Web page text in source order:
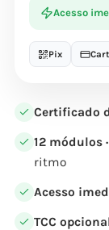
Certificado
12 módulos
ritmo
Acesso
TCC
Acesso
Pix